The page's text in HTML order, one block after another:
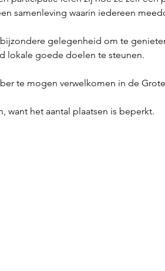
samenleving waarin iedereen
gelegenheid om te
lokale goede doelen te steunen.
te mogen verwelkomen in de
want het aantal plaatsen is beperkt.